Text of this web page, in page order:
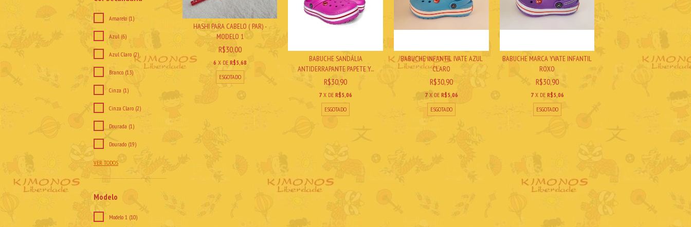
Amarelo (1)
Azul (6)
Azul Claro (2)
Branco (13)
Cinza (1)
Cinza Claro (2)
Dourada (1)
Dourado (19)
VER TODOS
Modelo
Modelo 1 (10)
HASHI PARA CABELO ( PAR) -
MODELO 1
R$30,00
6 X DE R$5,68
ESGOTADO
BABUCHE SANDÁLIA
ANTIDERRAPANTE PAPETE Y...
R$30,90
7 X DER$5,06
ESGOTADO
BABUCHE INFANTIL IVATE AZUL
CLARO
R$30,90
7 X DER$5,06
ESGOTADO
BABUCHE MARCA YVATE INFANTIL
ROXO
R$30,90
7 X DE R$5,06
ESGOTADO